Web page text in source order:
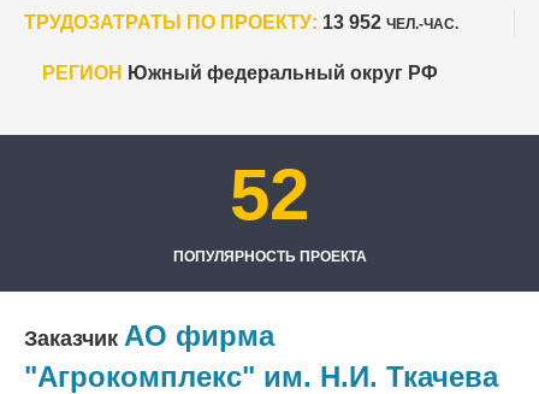
ТРУДОЗАТРАТЫ ПО ПРОЕКТУ: 13 952 ЧЕЛ.-ЧАС.
РЕГИОН Южный федеральный округ РФ
52
ПОПУЛЯРНОСТЬ ПРОЕКТА
Заказчик АО фирма
"Агрокомплекс" им. Н.И. Ткачева